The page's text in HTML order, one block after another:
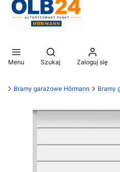
Menu
Otwórz wyszukiwarkę
Szukaj Zaloguj się
Bramy garażowe Hörmann